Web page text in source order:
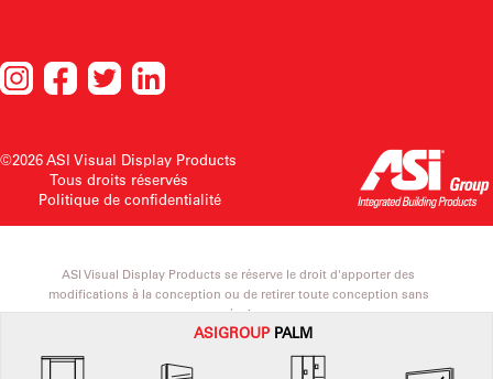
ASIGROUP PALM
©2026 ASI Visual Display Products
Tous droits réservés
Politique de confidentialité
ASI Visual Display Products se réserve le droit d'apporter des
modifications à la conception ou de retirer toute conception sans
préavis.